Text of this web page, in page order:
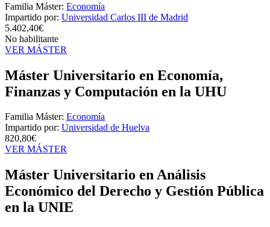
Familia Máster: Economía
Impartido por: Universidad Carlos III de Madrid
5.402,40€
No habilitante
VER MÁSTER
Máster Universitario en Economía,
Finanzas y Computación en la UHU
Familia Máster: Economía
Impartido por: Universidad de Huelva
820,80€
VER MÁSTER
Máster Universitario en Análisis
Económico del Derecho y Gestión Pública
en la UNIE